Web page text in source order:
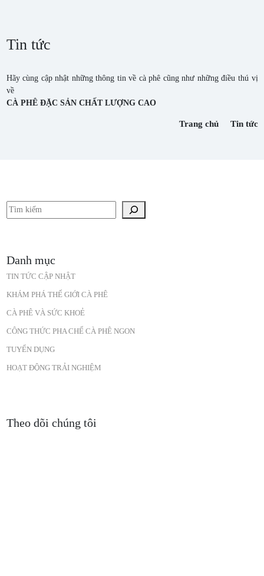
Tin tức
Hãy cùng cập nhật những thông tin về cà phê cũng như những điều thú vị
về
CÀ PHÊ ĐẶC SẢN CHẤT LƯỢNG CAO
Trang chủ Tin tức
Tìm kiếm
Danh mục
TIN TỨC CẬP NHẬT
KHÁM PHÁ THẾ GIỚI CÀ PHÊ
CÀ PHÊ VÀ SỨC KHOẺ
CÔNG THỨC PHA CHẾ CÀ PHÊ NGON
TUYỂN DỤNG
HOẠT ĐỘNG TRẢI NGHIỆM
Theo dõi chúng tôi